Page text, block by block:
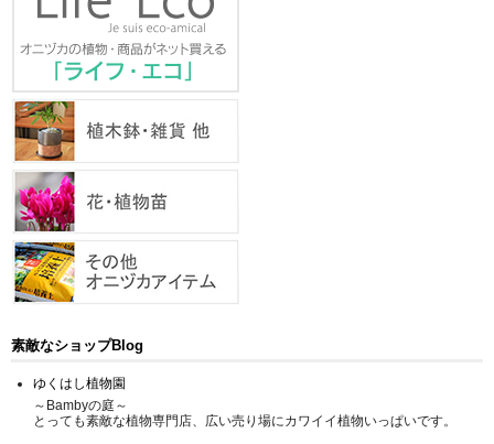
素敵なショップBlog
ゆくはし植物園
～Bambyの庭～
とっても素敵な植物専門店、広い売り場にカワイイ植物いっぱいです。